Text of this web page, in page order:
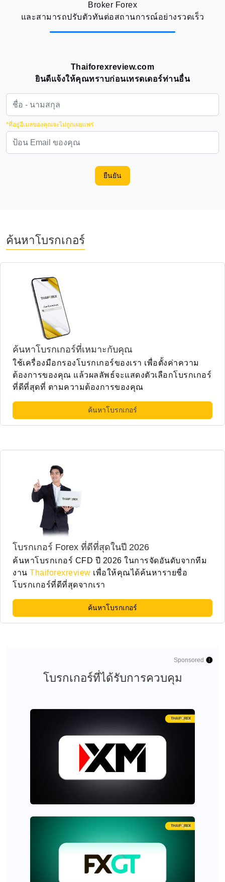
Broker Forex
และสามารถปรับตัวทันต่อสถานการณ์อย่างรวดเร็ว
Thaiforexreview.com
ยินดีแจ้งให้คุณทราบก่อนเทรดเดอร์ท่านอื่น
*ที่อยู่อีเมลของคุณจะไม่ถูกเผยแพร่
ยืนยัน
ค้นหาโบรกเกอร์
ค้นหาโบรกเกอร์ที่เหมาะกับคุณ
ใช้เครื่องมือกรองโบรกเกอร์ของเรา เพื่อตั้งค่าความ
ต้องการของคุณ แล้วผลลัพธ์จะแสดงตัวเลือกโบรกเกอร์
ที่ดีที่สุดที่ ตามความต้องการของคุณ
ค้นหาโบรกเกอร์
โบรกเกอร์ Forex ที่ดีที่สุดในปี 2026
ค้นหาโบรกเกอร์ CFD ปี 2026 ในการจัดอันดับจากทีม
งาน Thaiforexreview เพื่อให้คุณได้ค้นหารายชื่อ
โบรกเกอร์ที่ดีที่สุดจากเรา
ค้นหาโบรกเกอร์
โบรกเกอร์ที่ได้รับการควบคุม
Sponsored